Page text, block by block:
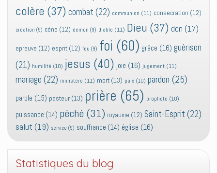
colère (37) combat (22) communion (11) consecration (12)
création (9) cène (12) demon (9) diable (11) Dieu (37) don (17)
epreuve (12) esprit (12) feu (9) foi (60) grâce (16) guérison
(21) humilité (10) jesus (40) joie (16) jugement (11)
mariage (22) ministère (11) mort (13) paix (10) pardon (25)
parole (15) pasteur (13) prière (65) prophete (10)
puissance (14) péché (31) royaume (12) Saint-Esprit (22)
salut (19) service (9) souffrance (14) église (16)
Statistiques du blog